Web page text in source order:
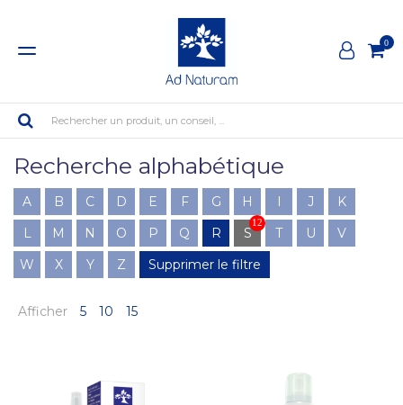
0
Rechercher un produit, un conseil, ...
Recherche alphabétique
A B C D E F G H I J
K
L
M N O P Q R S
12
T U
V
W
X Y Z Supprimer le filtre
Afficher 5 10 15